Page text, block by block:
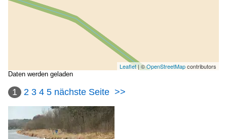
Leaflet| ©OpenStreetMapcontributors
Daten werden geladen
1 2 3 4 5 nächste Seite >>